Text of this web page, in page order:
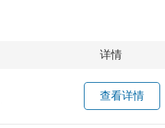
详情
查看详情